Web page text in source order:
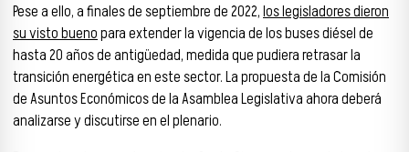
Pese a ello, a finales de septiembre de 2022,los legisladores dieron
su visto buenopara extender la vigencia de los buses diésel de
hasta 20 años de antigüedad, medida que pudiera retrasar la
transición energética en este sector. La propuesta de la Comisión
de Asuntos Económicos de la Asamblea Legislativa ahora deberá
analizarse y discutirse en el plenario.